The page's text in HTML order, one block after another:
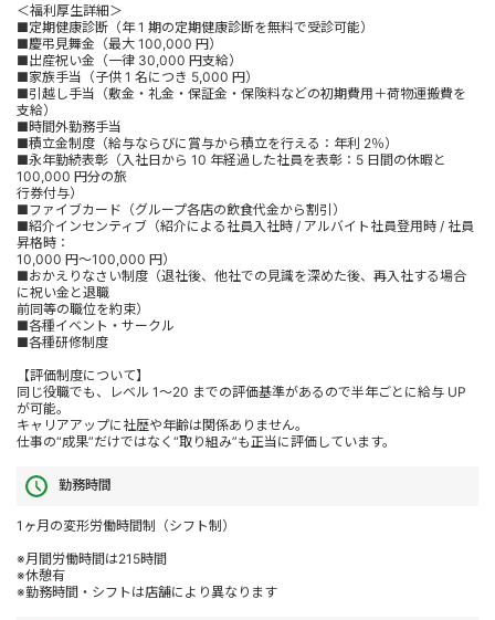
＜福利厚生詳細＞
■定期健康診断（年 1 期の定期健康診断を無料で受診可能）
■慶弔見舞金（最大 100,000 円）
■出産祝い金（一律 30,000 円支給）
■家族手当（子供 1 名につき 5,000 円）
■引越し手当（敷金・礼金・保証金・保険料などの初期費用＋荷物運搬費を
支給）
■時間外勤務手当
■積立金制度（給与ならびに賞与から積立を行える：年利 2％）
■永年勤続表彰（入社日から 10 年経過した社員を表彰：5 日間の休暇と
100,000 円分の旅
行券付与）
■ファイブカード（グループ各店の飲食代金から割引）
■紹介インセンティブ（紹介による社員入社時 / アルバイト社員登用時 / 社員
昇格時：
10,000 円～100,000 円）
■おかえりなさい制度（退社後、他社での見識を深めた後、再入社する場合
に祝い金と退職
前同等の職位を約束）
■各種イベント・サークル
■各種研修制度
【評価制度について】
同じ役職でも、レベル 1～20 までの評価基準があるので半年ごとに給与 UP
が可能。
キャリアアップに社歴や年齢は関係ありません。
仕事の“成果”だけではなく“取り組み”も正当に評価しています。
勤務時間
1ヶ月の変形労働時間制（シフト制）
※月間労働時間は215時間
※休憩有
※勤務時間・シフトは店舗により異なります